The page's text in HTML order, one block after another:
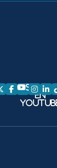
Síganos en X
Síganos en
en